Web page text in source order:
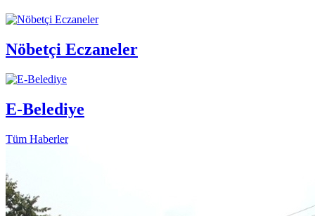
Nöbetçi Eczaneler
E-Belediye
Tüm Haberler